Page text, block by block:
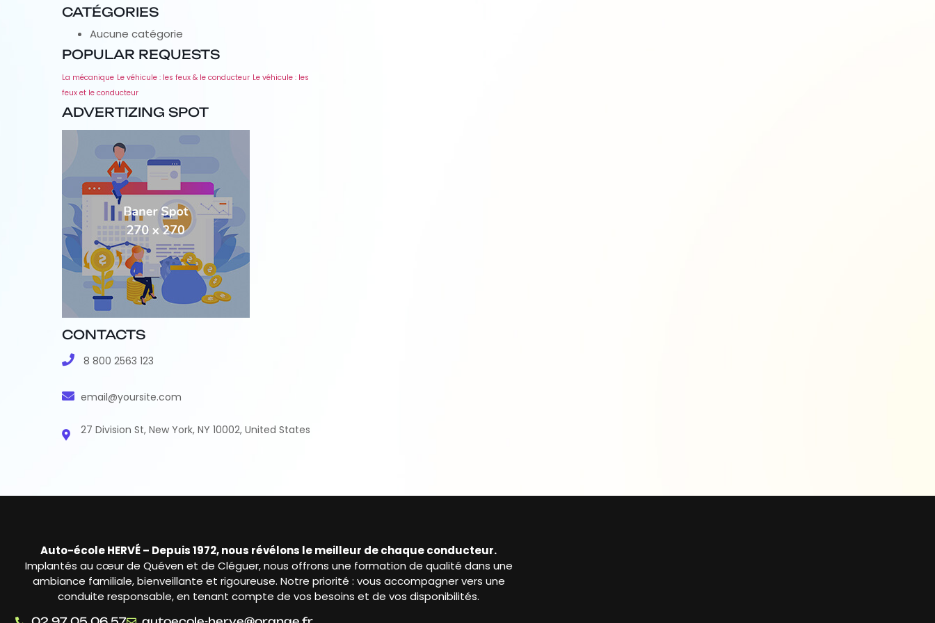
CATÉGORIES
Aucune catégorie
POPULAR REQUESTS
La mécanique Le véhicule : les feux & le conducteur Le véhicule : les
feux et le conducteur
ADVERTIZING SPOT
CONTACTS
8 800 2563 123
email@yoursite.com
27 Division St, New York, NY 10002, United States
Auto-école HERVÉ – Depuis 1972, nous révélons le meilleur de chaque conducteur.
Implantés au cœur de Quéven et de Cléguer, nous offrons une formation de qualité dans une
ambiance familiale, bienveillante et rigoureuse. Notre priorité : vous accompagner vers une
conduite responsable, en tenant compte de vos besoins et de vos disponibilités.